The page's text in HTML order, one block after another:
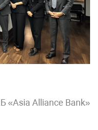
«Asia Alliance Bank»